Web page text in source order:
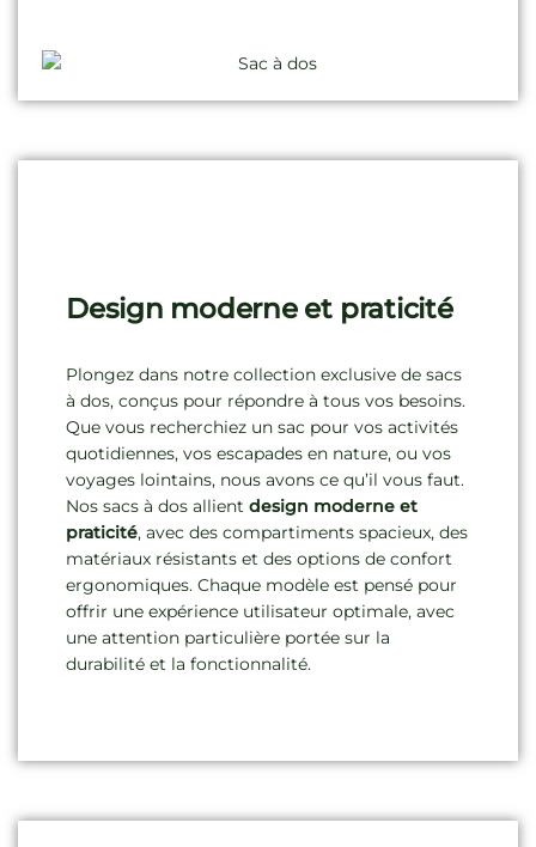
Design moderne et praticité
Plongez dans notre collection exclusive de sacs
à dos, conçus pour répondre à tous vos besoins.
Que vous recherchiez un sac pour vos activités
quotidiennes, vos escapades en nature, ou vos
voyages lointains, nous avons ce qu’il vous faut.
Nos sacs à dos allient design moderne et
praticité, avec des compartiments spacieux, des
matériaux résistants et des options de confort
ergonomiques. Chaque modèle est pensé pour
offrir une expérience utilisateur optimale, avec
une attention particulière portée sur la
durabilité et la fonctionnalité.